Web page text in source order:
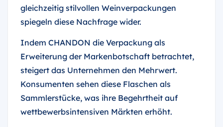
gleichzeitig stilvollen Weinverpackungen
spiegeln diese Nachfrage wider.
Indem CHANDON die Verpackung als
Erweiterung der Markenbotschaft betrachtet,
steigert das Unternehmen den Mehrwert.
Konsumenten sehen diese Flaschen als
Sammlerstücke, was ihre Begehrtheit auf
wettbewerbsintensiven Märkten erhöht.